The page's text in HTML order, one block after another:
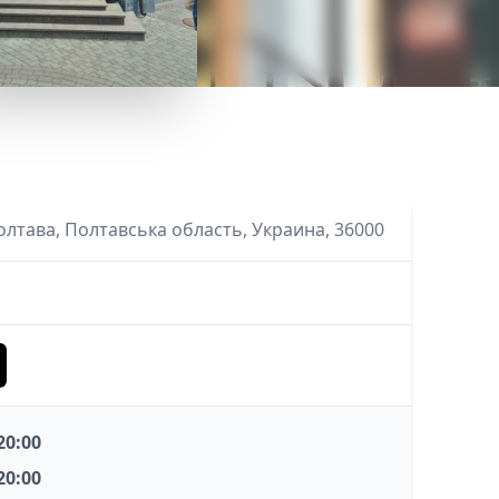
Полтавська область, Украина, 36000